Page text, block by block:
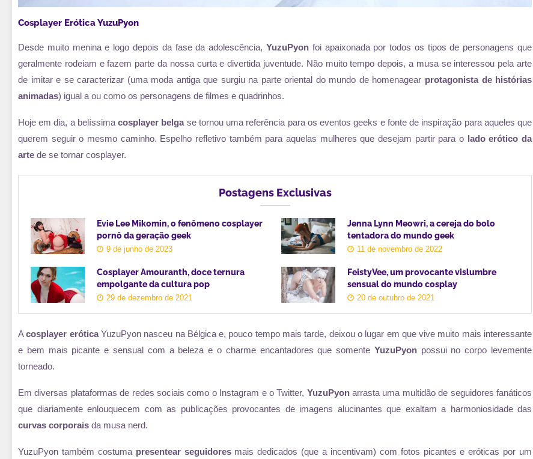
Cosplayer Erótica YuzuPyon
Desde muito menina e logo depois da fase da adolescência, YuzuPyonfoi apaixonada por todos os tipos de personagens que
geralmente rodeiam e fazem parte da nossa curta e divertida juventude. Não muito tempo depois, a musa se interessou pela arte
de imitar e se caracterizar (uma moda antiga que surgiu na parte oriental do mundo de homenagear protagonista de histórias
animadas) igual a ou como os personagens de filmes e quadrinhos.
Hoje em dia, a belíssimacosplayer belgase tornou uma referência para os eventos geeks e fonte de inspiração para aqueles que
querem seguir o mesmo caminho. Espelho refletivo também para aquelas mulheres que desejam partir para o lado erótico da
arte de se tornar cosplayer.
Postagens Exclusivas
Evie Lee Mikomin, o fenômeno cosplayer
pornô da geração geek
9 de junho de 2023
Jenna Lynn Meowri, a cereja do bolo
tentadora do mundo geek
11 de novembro de 2022
Cosplayer Amouranth, doce ternura
empolgante da cultura pop
29 de dezembro de 2021
FeistyVee, um provocante vislumbre
sensual do mundo cosplay
20 de outubro de 2021
Acosplayer eróticaYuzuPyon nasceu na Bélgica e, pouco tempo mais tarde, deixou o lugar em que vive muito mais interessante
e bem mais picante e sensual com a beleza e o charme encantadores que somente YuzuPyonpossui no corpo levemente
torneado.
Em diversas plataformas de redes sociais como o Instagram e o Twitter, YuzuPyonarrasta uma multidão de seguidores fanáticos
que diariamente enlouquecem com as publicações provocantes de imagens alucinantes que exaltam a harmoniosidade das
curvas corporais da musa nerd.
YuzuPyon também costuma presentear seguidoresmais dedicados (que a incentivam) com fotos picantes e eróticas por um